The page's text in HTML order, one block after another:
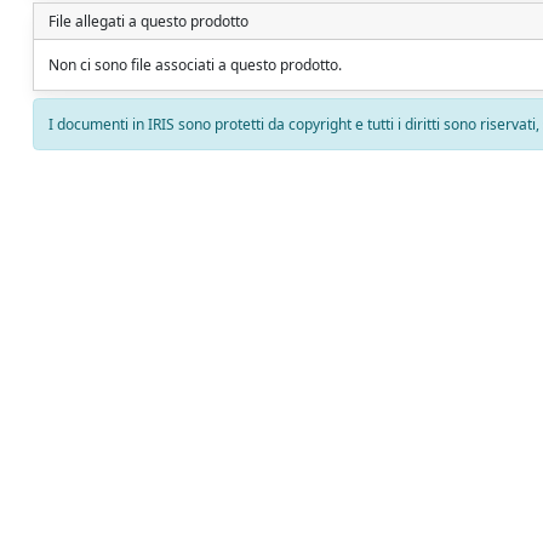
File allegati a questo prodotto
Non ci sono file associati a questo prodotto.
I documenti in IRIS sono protetti da copyright e tutti i diritti sono